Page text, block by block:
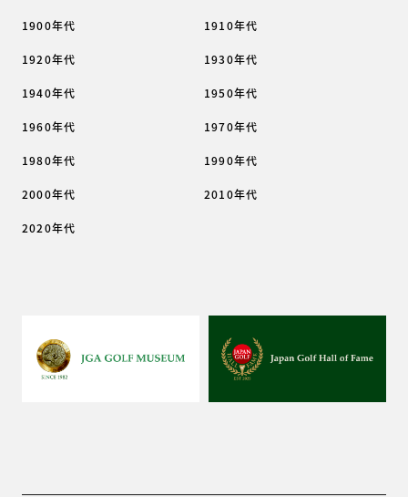
1900年代 1910年代
1920年代 1930年代
1940年代 1950年代
1960年代 1970年代
1980年代 1990年代
2000年代 2010年代
2020年代